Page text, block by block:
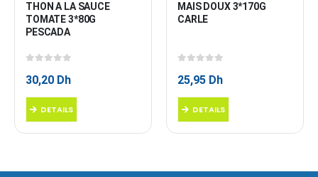
THON A LA SAUCE
TOMATE 3*80G
PESCADA
30,20 Dh
DETAILS
MAIS DOUX 3*170G
CARLE
25,95 Dh
DETAILS